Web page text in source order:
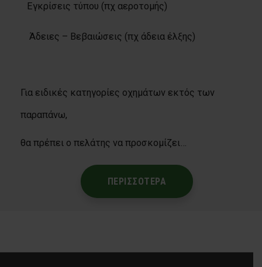
Εγκρίσεις τύπου (πχ αεροτομής)
Άδειες – Βεβαιώσεις (πχ άδεια έλξης)
Για ειδικές κατηγορίες οχημάτων εκτός των
παραπάνω,
θα πρέπει ο πελάτης να προσκομίζει…
ΠΕΡΙΣΣΟΤΕΡΑ